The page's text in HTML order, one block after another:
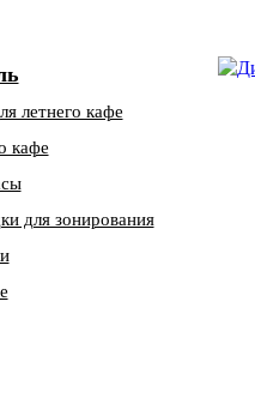
летнего кафе
кафе
для зонирования